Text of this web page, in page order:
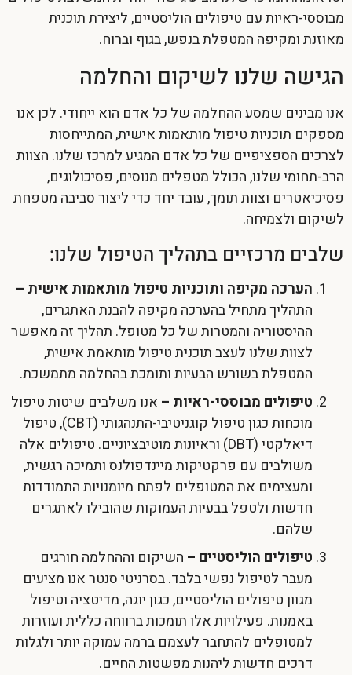
מבוססי-ראיות עם טיפולים הוליסטיים, ליצירת תוכנית
מאוזנת ומקיפה המטפלת בנפש, בגוף וברוח.
הגישה שלנו לשיקום והחלמה
אנו מבינים שמסע ההחלמה של כל אדם הוא ייחודי. לכן אנו
מספקים תוכניות טיפול מותאמות אישית, המתייחסות
לצרכים הספציפיים של כל אדם המגיע למרכז שלנו. הצוות
הרב-תחומי שלנו, הכולל מטפלים מנוסים, פסיכולוגים,
פסיכיאטרים וצוות תומך, עובד יחד כדי ליצור סביבה מטפחת
לשיקום ולצמיחה.
שלבים מרכזיים בתהליך הטיפול שלנו:
הערכה מקיפה ותוכניות טיפול מותאמות אישית –
התהליך מתחיל בהערכה מקיפה להבנת האתגרים,
ההיסטוריה והמטרות של כל מטופל. תהליך זה מאפשר
לצוות שלנו לעצב תוכנית טיפול מותאמת אישית,
המטפלת בשורש הבעיות ותומכת בהחלמה מתמשכת.
טיפולים מבוססי-ראיות – אנו משלבים שיטות טיפול
מוכחות כגון טיפול קוגניטיבי-התנהגותי (CBT), טיפול
דיאלקטי (DBT) וראיונות מוטיבציוניים. טיפולים אלה
משולבים עם פרקטיקות מיינדפולנס ותמיכה רגשית,
ומעצימים את המטופלים לפתח מיומנויות התמודדות
חדשות ולטפל בבעיות העמוקות שהובילו לאתגרים
שלהם.
טיפולים הוליסטיים – השיקום וההחלמה חורגים
מעבר לטיפול נפשי בלבד. בסרניטי סנטר אנו מציעים
מגוון טיפולים הוליסטיים, כגון יוגה, מדיטציה וטיפול
באמנות. פעילויות אלו תומכות ברווחה כללית ועוזרות
למטופלים להתחבר לעצמם ברמה עמוקה יותר ולגלות
דרכים חדשות ליהנות מפשטות החיים.